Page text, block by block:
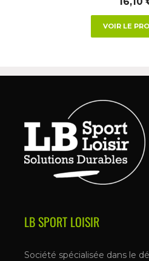
VOIR LE
LB SPORT LOISIR
Société spécialisée dans le